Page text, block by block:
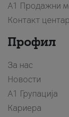
A1 Продажни
Контакт центар
Профил
За нас
Новости
А1 Групација
Кариера